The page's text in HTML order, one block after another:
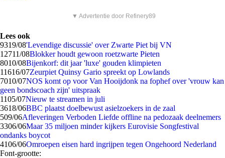
▼ Advertentie door Refinery89
Lees ook
9319/08'Levendige discussie' over Zwarte Piet bij VN
12711/08Blokker houdt gewoon roetzwarte Pieten
8010/08Bijenkorf: dit jaar 'luxe' gouden klimpieten
11616/07Zeurpiet Quinsy Gario spreekt op Lowlands
7010/07NOS komt op voor Van Hooijdonk na fophef over 'vrouw kan
geen bondscoach zijn' uitspraak
1105/07Nieuw te streamen in juli
3618/06BBC plaatst doelbewust asielzoekers in de zaal
509/06Afleveringen Verboden Liefde offline na pedozaak deelnemers
3306/06Maar 35 miljoen minder kijkers Eurovisie Songfestival
ondanks boycot
4106/06Omroepen eisen hard ingrijpen tegen Ongehoord Nederland
Font-grootte: